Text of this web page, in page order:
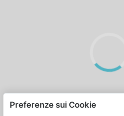
Preferenze sui Cookie